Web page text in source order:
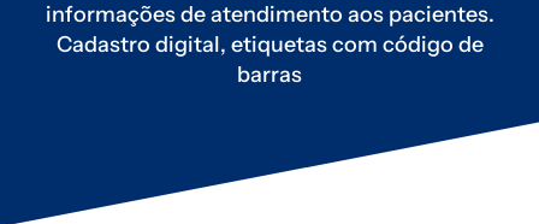
informações de atendimento aos pacientes.
Cadastro digital, etiquetas com código de
barras